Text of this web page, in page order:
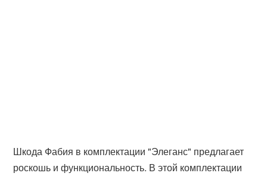
Шкода Фабия в комплектации "Элеганс" предлагает
роскошь и функциональность. В этой комплектации